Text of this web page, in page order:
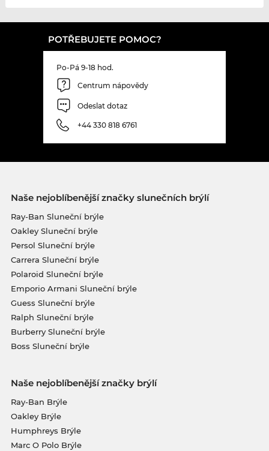
POTŘEBUJETE POMOC?
Po-Pá 9-18 hod.
Centrum nápovědy
Odeslat dotaz
+44 330 818 6761
Naše nejoblíbenější značky slunečních brýlí
Ray-Ban Sluneční brýle
Oakley Sluneční brýle
Persol Sluneční brýle
Carrera Sluneční brýle
Polaroid Sluneční brýle
Emporio Armani Sluneční brýle
Guess Sluneční brýle
Ralph Sluneční brýle
Burberry Sluneční brýle
Boss Sluneční brýle
Naše nejoblíbenější značky brýlí
Ray-Ban Brýle
Oakley Brýle
Humphreys Brýle
Marc O Polo Brýle